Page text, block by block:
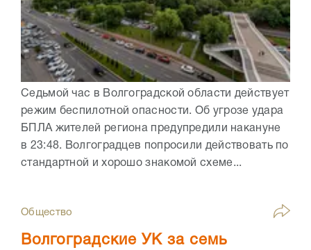
Седьмой час в Волгоградской области действует
режим беспилотной опасности. Об угрозе удара
БПЛА жителей региона предупредили накануне
в 23:48. Волгоградцев попросили действовать по
стандартной и хорошо знакомой схеме...
Общество
Волгоградские УК за семь